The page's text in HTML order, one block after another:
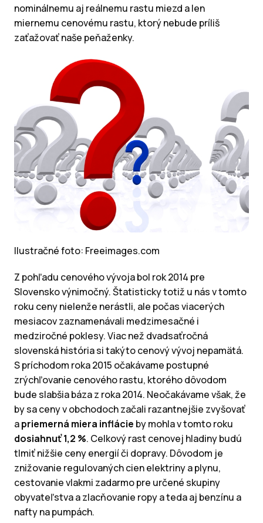
nominálnemu aj reálnemu rastu miezd a len
miernemu cenovému rastu, ktorý nebude príliš
zaťažovať naše peňaženky.
Ilustračné foto: Freeimages.com
Z pohľadu cenového vývoja bol rok 2014 pre
Slovensko výnimočný. Štatisticky totiž u nás v tomto
roku ceny nielenže nerástli, ale počas viacerých
mesiacov zaznamenávali medzimesačné i
medziročné poklesy. Viac než dvadsaťročná
slovenská história si takýto cenový vývoj nepamätá.
S príchodom roka 2015 očakávame postupné
zrýchľovanie cenového rastu, ktorého dôvodom
bude slabšia báza z roka 2014. Neočakávame však, že
by sa ceny v obchodoch začali razantnejšie zvyšovať
apriemerná miera inflácie by mohla v tomto roku
dosiahnuť 1,2 %. Celkový rast cenovej hladiny budú
tlmiť nižšie ceny energií či dopravy. Dôvodom je
znižovanie regulovaných cien elektriny a plynu,
cestovanie vlakmi zadarmo pre určené skupiny
obyvateľstva a zlacňovanie ropy a teda aj benzínu a
nafty na pumpách.